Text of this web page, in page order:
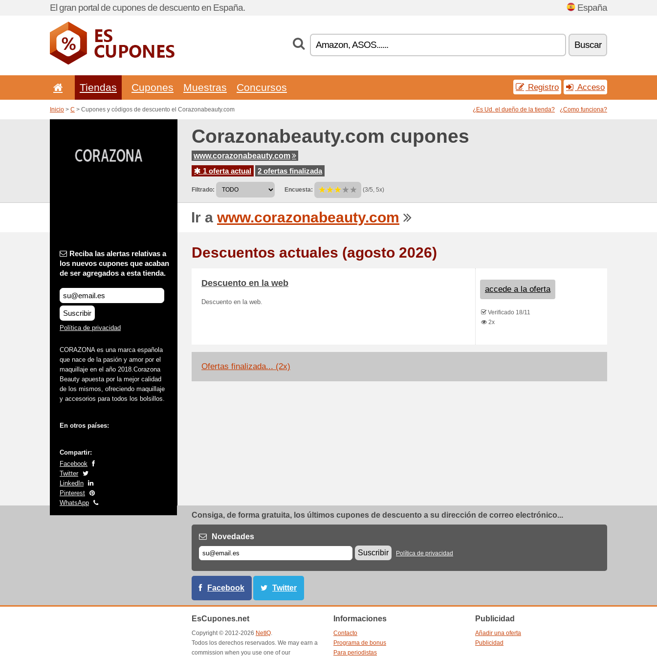
El gran portal de cupones de descuento en España. España
Buscar
Tiendas Cupones Muestras Concursos Registro Acceso
Inicio > C > Cupones y códigos de descuento el Corazonabeauty.com ¿Es Ud. el dueño de la tienda? ¿Como funciona?
Corazonabeauty.com cupones
www.corazonabeauty.com
1 oferta actual
2 ofertas finalizada
Filtrado: Encuesta: (3/5, 5x)
Ir a www.corazonabeauty.com
Reciba las alertas relativas a
los nuevos cupones que acaban
de ser agregados a esta tienda.
Suscribir
Política de privacidad
CORAZONA es una marca española
que nace de la pasión y amor por el
maquillaje en el año 2018.Corazona
Beauty apuesta por la mejor calidad
de los mismos, ofreciendo maquillaje
y accesorios para todos los bolsillos.
En otros países:
Compartir:
Facebook
Twitter
LinkedIn
Pinterest
WhatsApp
Descuentos actuales (agosto 2026)
Descuento en la web
Descuento en la web.
accede a la oferta
Verificado 18/11
2x
Ofertas finalizada... (2x)
Consiga, de forma gratuita, los últimos cupones de descuento a su dirección de correo electrónico...
Novedades
Suscribir
Política de privacidad
Facebook Twitter
EsCupones.net
Copyright © 2012-2026 NetIQ.
Todos los derechos reservados. We may earn a
commission when you use one of our
Informaciones
Contacto
Programa de bonus
Para periodistas
Publicidad
Añadir una oferta
Publicidad